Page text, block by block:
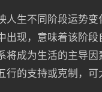
人生不同阶段运势变
出现，意味着该阶段
将成为生活的主导因
行的支持或克制，可